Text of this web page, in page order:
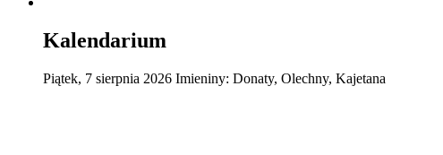
Kalendarium
Piątek, 7 sierpnia 2026 Imieniny: Donaty, Olechny, Kajetana